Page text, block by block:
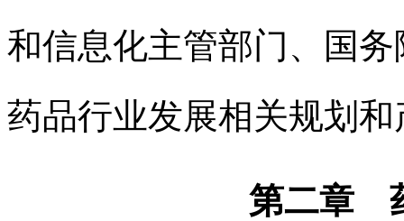
和信息化主管部门、国
药品行业发展相关规划
第二章